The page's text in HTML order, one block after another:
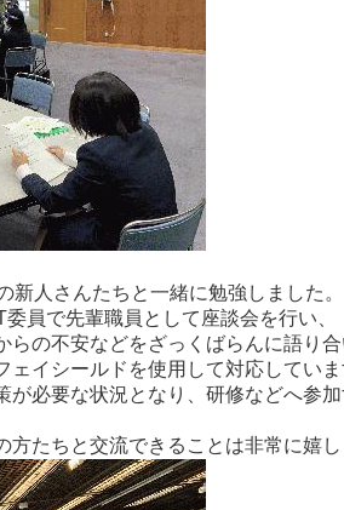
人さんたちと一緒に勉強しました。
員で先輩職員として座談会を行い、
の不安などをざっくばらんに語り合
イシールドを使用して対応していま
必要な状況となり、研修などへ参
たちと交流できることは非常に嬉し